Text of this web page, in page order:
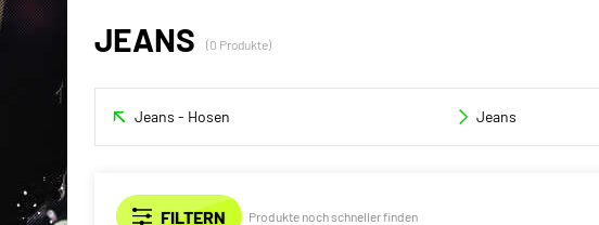
JEANS (0 Produkte)
Jeans - Hosen Jeans
Produkte noch schneller finden